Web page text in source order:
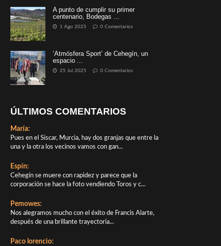
A punto de cumplir su primer
centenario, Bodegas ...
1 Ago 2025 0 Comentarios
‘Atmósfera Sport’ de Cehegín, un
espacio ...
25 Jul 2025 0 Comentarios
ÚLTIMOS COMENTARIOS
María:
Pues en el Siscar, Murcia, hay dos granjas que entre la
una y la otra los vecinos vamos con gan...
Espín:
Cehegín se muere con rapidez y parece que la
corporación se hace la foto vendiendo Toros y c...
Pemowes:
Nos alegramos mucho con el éxito de Francis Alarte,
después de una brillante trayectoria...
Paco lorencio: